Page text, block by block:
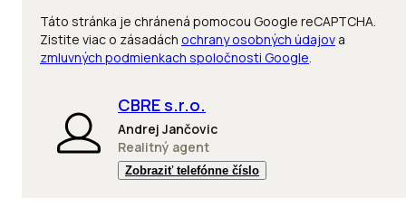
Táto stránka je chránená pomocou Google reCAPTCHA.
Zistite viac o zásadách ochrany osobných údajov a
zmluvných podmienkach spoločnosti Google.
CBRE s.r.o.
Andrej Jančovic
Realitný agent
Zobraziť telefónne číslo